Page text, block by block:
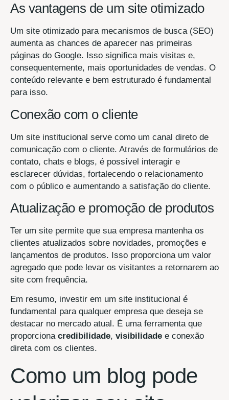
As vantagens de um site otimizado
Um site otimizado para mecanismos de busca (SEO)
aumenta as chances de aparecer nas primeiras
páginas do Google. Isso significa mais visitas e,
consequentemente, mais oportunidades de vendas. O
conteúdo relevante e bem estruturado é fundamental
para isso.
Conexão com o cliente
Um site institucional serve como um canal direto de
comunicação com o cliente. Através de formulários de
contato, chats e blogs, é possível interagir e
esclarecer dúvidas, fortalecendo o relacionamento
com o público e aumentando a satisfação do cliente.
Atualização e promoção de produtos
Ter um site permite que sua empresa mantenha os
clientes atualizados sobre novidades, promoções e
lançamentos de produtos. Isso proporciona um valor
agregado que pode levar os visitantes a retornarem ao
site com frequência.
Em resumo, investir em um site institucional é
fundamental para qualquer empresa que deseja se
destacar no mercado atual. É uma ferramenta que
proporciona credibilidade, visibilidade e conexão
direta com os clientes.
Como um blog pode